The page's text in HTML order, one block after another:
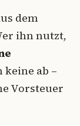
dem
ihn nutzt,
ab –
Vorsteuer